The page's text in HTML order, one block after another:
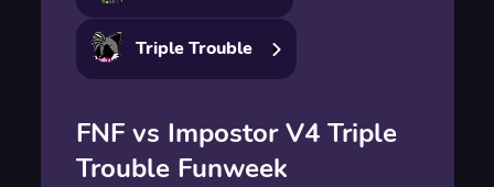
Triple Trouble
FNF vs Impostor V4 Triple
Trouble Funweek